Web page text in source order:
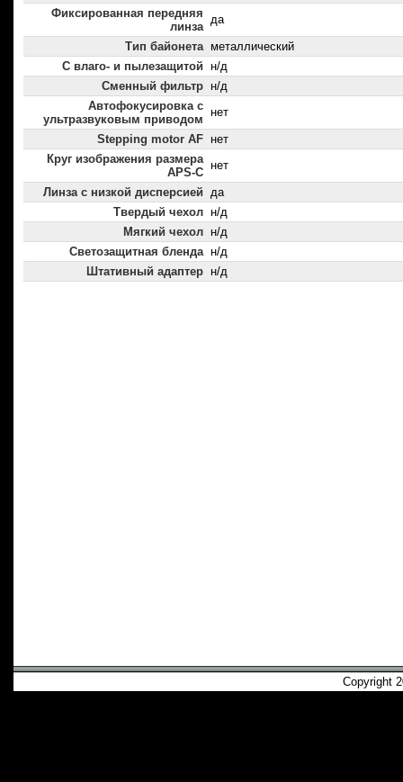
Фиксированная передняя
линза
да
Тип байонета металлический
С влаго- и пылезащитой н/д
Сменный фильтр н/д
Автофокусировка с
ультразвуковым приводом
нет
Stepping motor AF нет
Круг изображения размера
APS-C
нет
Линза с низкой дисперсией да
Твердый чехол н/д
Мягкий чехол н/д
Светозащитная бленда н/д
Штативный адаптер н/д
Copyright